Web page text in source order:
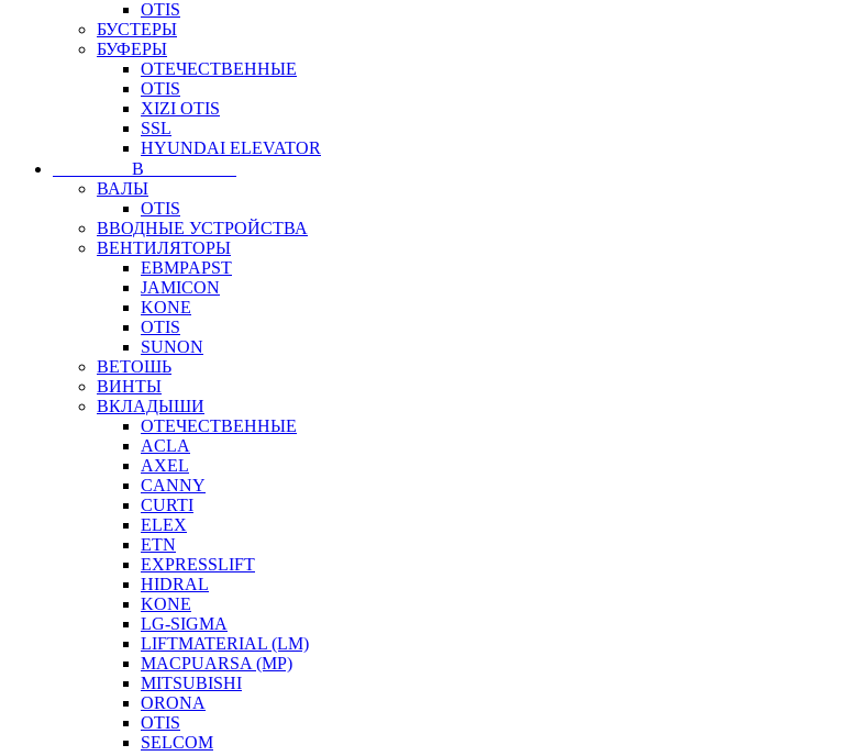
OTIS
БУСТЕРЫ
БУФЕРЫ
ОТЕЧЕСТВЕННЫЕ
OTIS
XIZI OTIS
SSL
HYUNDAI ELEVATOR
⠀⠀⠀⠀⠀⠀В⠀⠀⠀⠀⠀⠀⠀
ВАЛЫ
OTIS
ВВОДНЫЕ УСТРОЙСТВА
ВЕНТИЛЯТОРЫ
EBMPAPST
JAMICON
KONE
OTIS
SUNON
ВЕТОШЬ
ВИНТЫ
ВКЛАДЫШИ
ОТЕЧЕСТВЕННЫЕ
ACLA
AXEL
CANNY
CURTI
ELEX
ETN
EXPRESSLIFT
HIDRAL
KONE
LG-SIGMA
LIFTMATERIAL (LM)
MACPUARSA (MP)
MITSUBISHI
ORONA
OTIS
SELCOM